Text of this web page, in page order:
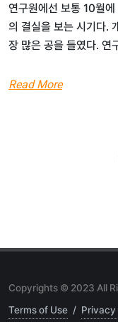
연구원에선 보통 10월
의 결실을 보는 시기다.
장 많은 공을 들였다. 연
Read More
Copyrights © 2023 All
Terms of Use / Privacy